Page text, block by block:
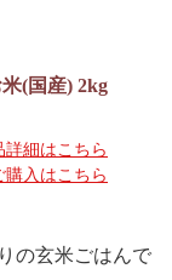
(国産) 2kg
詳細はこちら
購入はこちら
の玄米ごはんで